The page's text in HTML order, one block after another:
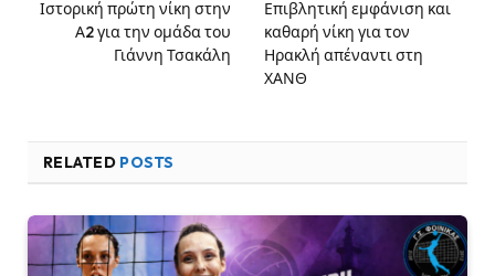
Ιστορική πρώτη νίκη στην
Α2 για την ομάδα του
Γιάννη Τσακάλη
Επιβλητική εμφάνιση και
καθαρή νίκη για τον
Ηρακλή απέναντι στη
ΧΑΝΘ
RELATED POSTS